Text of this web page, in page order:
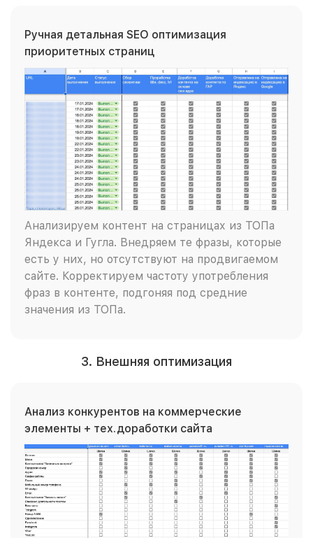
Ручная детальная SEO оптимизация
приоритетных страниц
Анализируем контент на страницах из ТОПа
Яндекса и Гугла. Внедряем те фразы, которые
есть у них, но отсутствуют на продвигаемом
сайте. Корректируем частоту употребления
фраз в контенте, подгоняя под средние
значения из ТОПа.
3. Внешняя оптимизация
Анализ конкурентов на коммерческие
элементы + тех.доработки сайта